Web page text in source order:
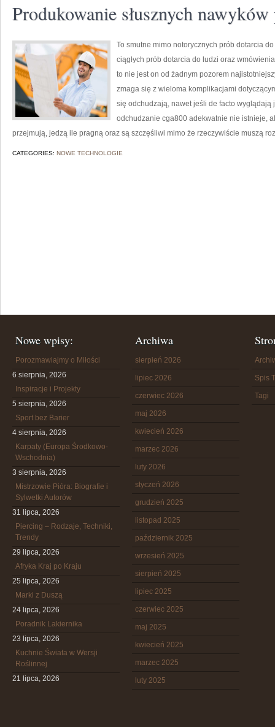
Produkowanie słusznych
To smutne mimo notorycznych prób dotarcia
ciągłych prób dotarcia do ludzi oraz
to nie jest on od żadnym pozorem
zmaga się z wieloma komplikacjami
się odchudzają, nawet jeśli de facto wyglądają
odchudzanie cga800 adekwatnie nie istnieje,
przejmują, jedzą ile pragną oraz są szczęśliwi mimo że rzeczywiście muszą
CATEGORIES: NOWE TECHNOLOGIE
Nowe wpisy:
Porozmawiajmy o Miłości
6 sierpnia, 2026
Inspiracje i Projekty
5 sierpnia, 2026
Sport bez Barier
4 sierpnia, 2026
Karpaty (Europa Środkowo-
Wschodnia)
3 sierpnia, 2026
Mistrzowie Pióra: Biografie i
Sylwetki Autorów
31 lipca, 2026
Piercing – Rodzaje, Techniki,
Trendy
29 lipca, 2026
Afryka Kraj po Kraju
25 lipca, 2026
Marki z Duszą
24 lipca, 2026
Poradnik Lakiernika
23 lipca, 2026
Kuchnie Świata w Wersji
Roślinnej
21 lipca, 2026
Archiwa
sierpień 2026
lipiec 2026
czerwiec 2026
maj 2026
kwiecień 2026
marzec 2026
luty 2026
styczeń 2026
grudzień 2025
listopad 2025
październik 2025
wrzesień 2025
sierpień 2025
lipiec 2025
czerwiec 2025
maj 2025
kwiecień 2025
marzec 2025
luty 2025
Spis
Tagi